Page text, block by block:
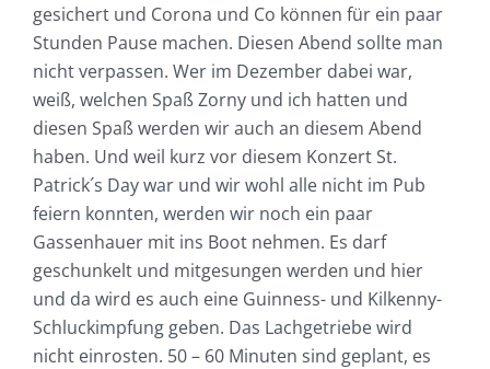
gesichert und Corona und Co können für ein paar
Stunden Pause machen. Diesen Abend sollte man
nicht verpassen. Wer im Dezember dabei war,
weiß, welchen Spaß Zorny und ich hatten und
diesen Spaß werden wir auch an diesem Abend
haben. Und weil kurz vor diesem Konzert St.
Patrick´s Day war und wir wohl alle nicht im Pub
feiern konnten, werden wir noch ein paar
Gassenhauer mit ins Boot nehmen. Es darf
geschunkelt und mitgesungen werden und hier
und da wird es auch eine Guinness- und Kilkenny-
Schluckimpfung geben. Das Lachgetriebe wird
nicht einrosten. 50 – 60 Minuten sind geplant, es